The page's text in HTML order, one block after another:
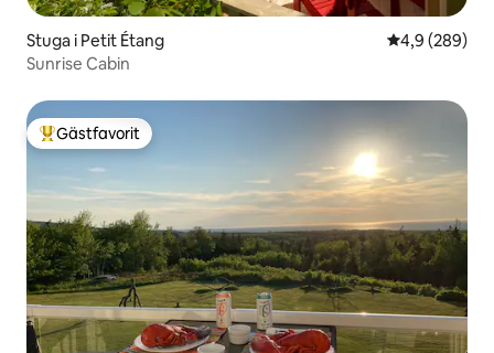
Stuga i Petit Étang 4,9 av 5 i
4,9 (289)
Sunrise Cabin
Populär gästfavorit
Gästfavorit